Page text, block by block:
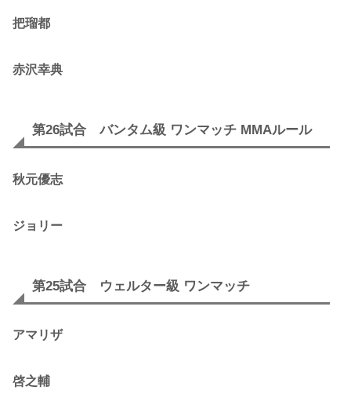
把瑠都
赤沢幸典
第26試合 バンタム級 ワンマッチ MMAルール
秋元優志
ジョリー
第25試合 ウェルター級 ワンマッチ
アマリザ
啓之輔